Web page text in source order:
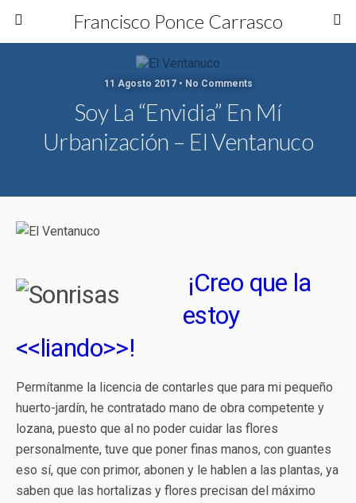
Francisco Ponce Carrasco
11 Agosto 2017 • No Comments
Soy La “envidia” En Mí
Urbanización – El Ventanuco
¡Creo que la
estoy
<<liando>>!
Permítanme la licencia de contarles que para mi pequeño
huerto-jardín, he contratado mano de obra competente y
lozana, puesto que al no poder cuidar las flores
personalmente, tuve que poner finas manos, con guantes
eso sí, que con primor, abonen y le hablen a las plantas, ya
saben que las hortalizas y flores precisan del máximo